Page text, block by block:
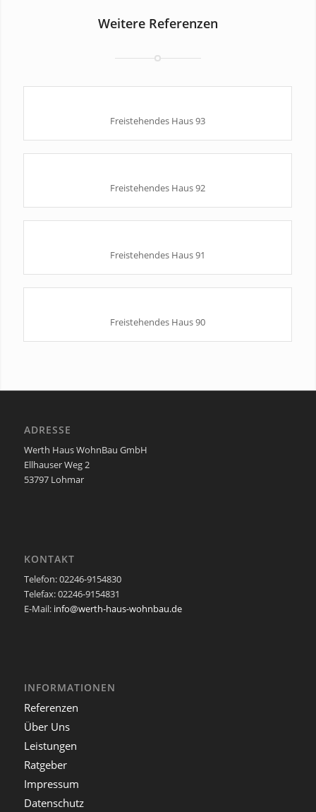
Weitere Referenzen
Freistehendes Haus 93
Freistehendes Haus 92
Freistehendes Haus 91
Freistehendes Haus 90
ADRESSE
Werth Haus WohnBau GmbH
Ellhauser Weg 2
53797 Lohmar
KONTAKT
Telefon: 02246-9154830
Telefax: 02246-9154831
E-Mail: info@werth-haus-wohnbau.de
INFORMATIONEN
Referenzen
Über Uns
Leistungen
Ratgeber
Impressum
Datenschutz